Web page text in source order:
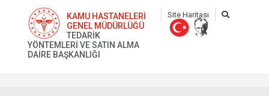
KAMU HASTANELERİ
GENEL MÜDÜRLÜĞÜ
TEDARİK
YÖNTEMLERİ VE SATIN ALMA
DAİRE BAŞKANLIĞI
Site Haritası